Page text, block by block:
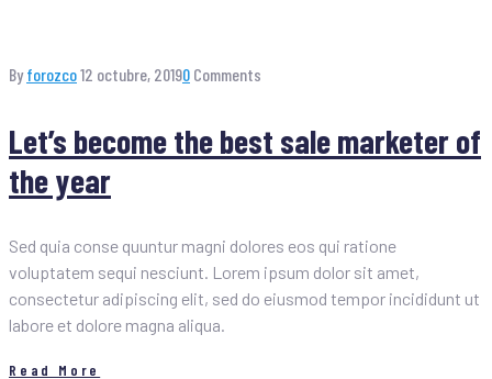
Byforozco12 octubre, 20190 Comments
Let’s become the best sale marketer of
the year
Sed quia conse quuntur magni dolores eos qui ratione
voluptatem sequi nesciunt. Lorem ipsum dolor sit amet,
consectetur adipiscing elit, sed do eiusmod tempor incididunt ut
labore et dolore magna aliqua.
Read More